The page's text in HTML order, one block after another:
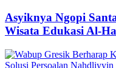
Asyiknya Ngopi
Wisata Edukasi Al-